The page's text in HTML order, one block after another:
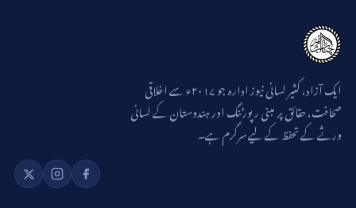
ایک آزاد، کثیر لسانی نیوز ادارہ جو ۲۰۱۷ء سے اخلاقی
صحافت، حقائق پر مبنی رپورٹنگ اور ہندوستان کے لسانی
ورثے کے تحفظ کے لیے سرگرم ہے۔